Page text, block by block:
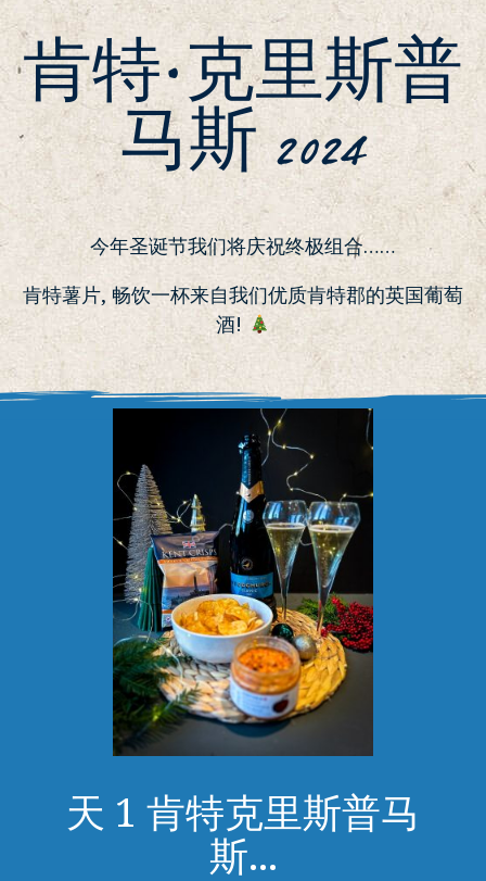
肯特·克里斯普
马斯 2024
今年圣诞节我们将庆祝终极组合……
肯特薯片, 畅饮一杯来自我们优质肯特郡的英国葡萄
酒!
天 1 肯特克里斯普马
斯...